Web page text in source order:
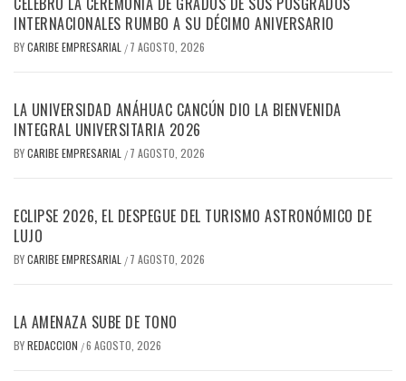
INTERNACIONALES RUMBO A SU DÉCIMO ANIVERSARIO
BYCARIBE EMPRESARIAL / 7 AGOSTO, 2026
LA UNIVERSIDAD ANÁHUAC CANCÚN DIO LA BIENVENIDA
INTEGRAL UNIVERSITARIA 2026
BYCARIBE EMPRESARIAL / 7 AGOSTO, 2026
ECLIPSE 2026, EL DESPEGUE DEL TURISMO ASTRONÓMICO DE
LUJO
BYCARIBE EMPRESARIAL / 7 AGOSTO, 2026
LA AMENAZA SUBE DE TONO
BYREDACCION /6 AGOSTO, 2026